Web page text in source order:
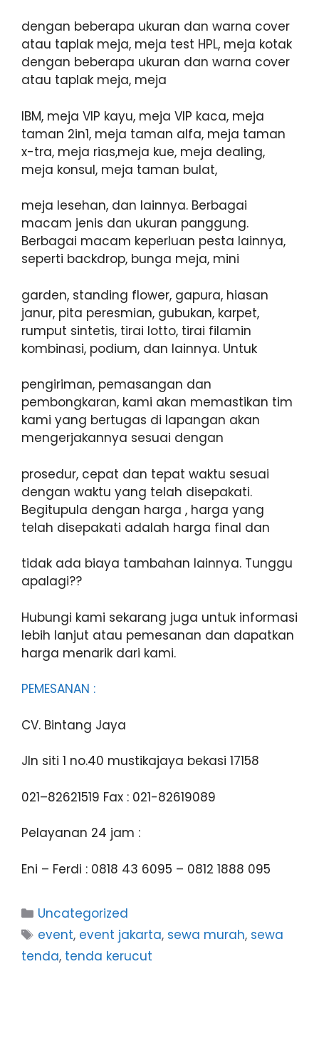
dengan beberapa ukuran dan warna cover
atau taplak meja, meja test HPL, meja kotak
dengan beberapa ukuran dan warna cover
atau taplak meja, meja
IBM, meja VIP kayu, meja VIP kaca, meja
taman 2in1, meja taman alfa, meja taman
x-tra, meja rias,meja kue, meja dealing,
meja konsul, meja taman bulat,
meja lesehan, dan lainnya. Berbagai
macam jenis dan ukuran panggung.
Berbagai macam keperluan pesta lainnya,
seperti backdrop, bunga meja, mini
garden, standing flower, gapura, hiasan
janur, pita peresmian, gubukan, karpet,
rumput sintetis, tirai lotto, tirai filamin
kombinasi, podium, dan lainnya. Untuk
pengiriman, pemasangan dan
pembongkaran, kami akan memastikan tim
kami yang bertugas di lapangan akan
mengerjakannya sesuai dengan
prosedur, cepat dan tepat waktu sesuai
dengan waktu yang telah disepakati.
Begitupula dengan harga , harga yang
telah disepakati adalah harga final dan
tidak ada biaya tambahan lainnya. Tunggu
apalagi??
Hubungi kami sekarang juga untuk informasi
lebih lanjut atau pemesanan dan dapatkan
harga menarik dari kami.
PEMESANAN :
CV. Bintang Jaya
Jln siti 1 no.40 mustikajaya bekasi 17158
021–82621519 Fax : 021-82619089
Pelayanan 24 jam :
Eni – Ferdi : 0818 43 6095 – 0812 1888 095
Kategori
Uncategorized
Tag
event, event jakarta, sewa murah, sewa
tenda, tenda kerucut